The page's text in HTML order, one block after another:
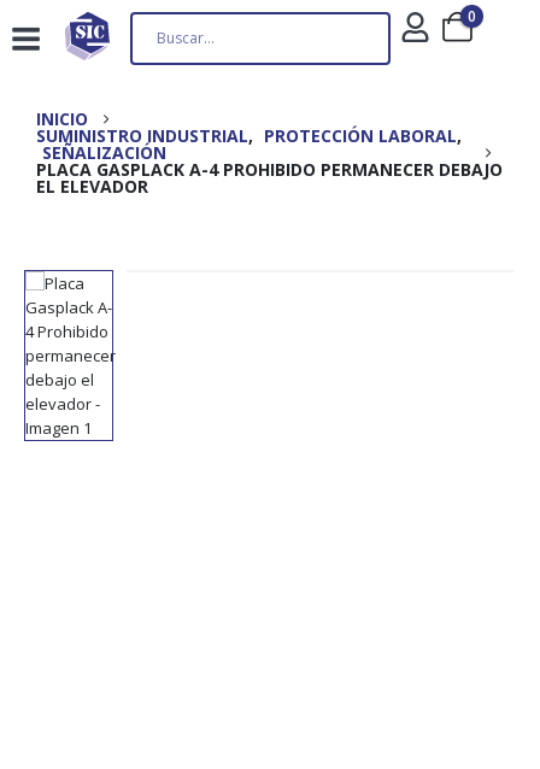
0
INICIO
SUMINISTRO INDUSTRIAL, PROTECCIÓN LABORAL,
SEÑALIZACIÓN
PLACA GASPLACK A-4 PROHIBIDO PERMANECER DEBAJO
EL ELEVADOR